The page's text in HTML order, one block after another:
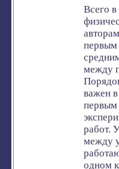
Всего в
первым
между
важен
первым
работ.
между
одном